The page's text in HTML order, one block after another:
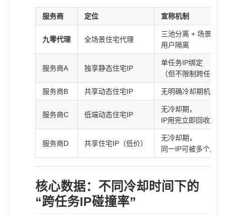
服务商 定位 宣称机制
九零代理 全场景住宅代理
三池分离 + 场景标
用户隔离
服务商A 独享静态住宅IP
单任务IP绑定
（但不限制跨任务
服务商B 共享动态住宅IP 无明确冷却期机制
服务商C 低端动态住宅IP
无冷却期，
IP用完立即回收重新
服务商D 共享住宅IP（低价）
无冷却期，
同一IP可被多个用
核心数据：不同冷却时间下的
“跨任务IP碰撞率”